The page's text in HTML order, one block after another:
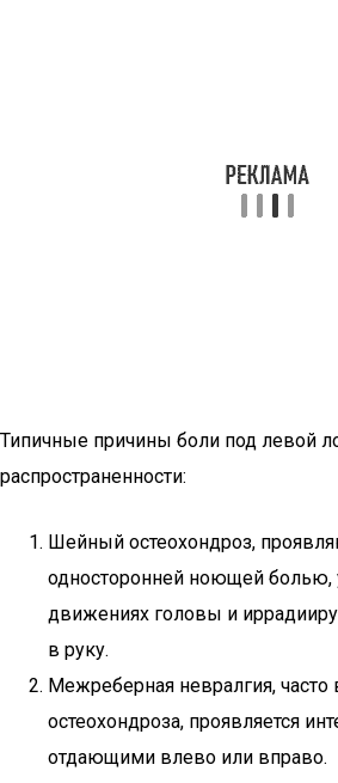
Типичные причины боли под левой
распространенности:
Шейный остеохондроз,
односторонней ноющей
движениях головы и
в руку.
Межреберная невралгия,
остеохондроза, проявляется
отдающими влево или вправо.